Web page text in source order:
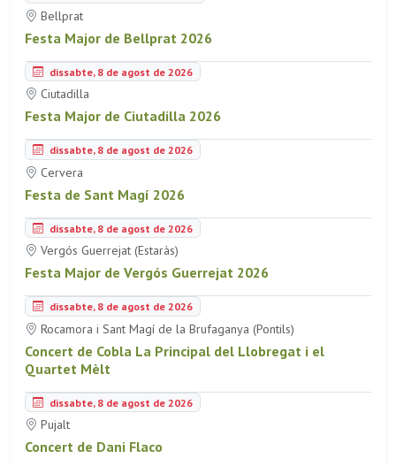
Bellprat
Festa Major de Bellprat 2026
dissabte, 8 de agost de 2026
Ciutadilla
Festa Major de Ciutadilla 2026
dissabte, 8 de agost de 2026
Cervera
Festa de Sant Magí 2026
dissabte, 8 de agost de 2026
Vergós Guerrejat (Estaràs)
Festa Major de Vergós Guerrejat 2026
dissabte, 8 de agost de 2026
Rocamora i Sant Magí de la Brufaganya (Pontils)
Concert de Cobla La Principal del Llobregat i el
Quartet Mèlt
dissabte, 8 de agost de 2026
Pujalt
Concert de Dani Flaco